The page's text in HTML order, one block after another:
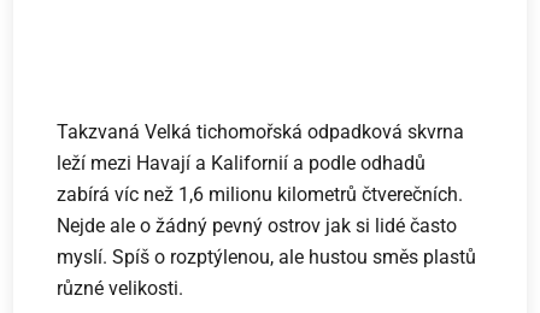
Takzvaná Velká tichomořská odpadková skvrna
leží mezi Havají a Kalifornií a podle odhadů
zabírá víc než 1,6 milionu kilometrů čtverečních.
Nejde ale o žádný pevný ostrov jak si lidé často
myslí. Spíš o rozptýlenou, ale hustou směs plastů
různé velikosti.